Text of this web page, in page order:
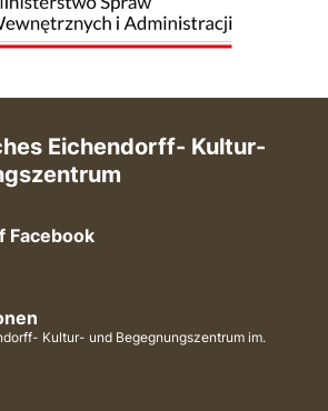
Eichendorff- Kultur-
Facebook
Kultur- und Begegnungszentrum im.